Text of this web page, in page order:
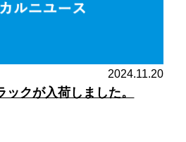
2024.11.20
クが入荷しました。